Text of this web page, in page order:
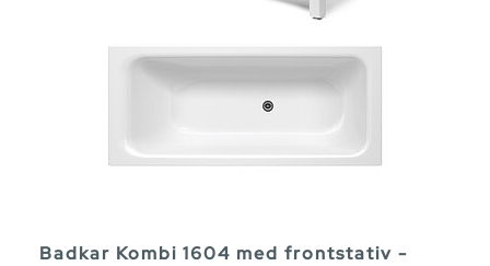
Badkar Kombi 1604 med frontstativ -